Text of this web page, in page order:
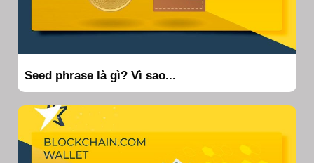
Seed phrase là gì? Vì sao...